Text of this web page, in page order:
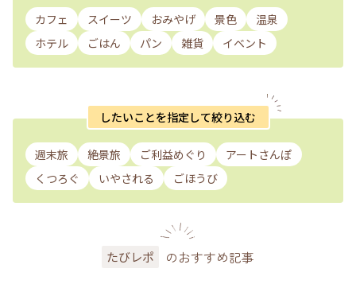
カフェ スイーツ おみやげ 景色
温泉
ホテル
ごはん パン 雑貨 イベント
したいことを指定して絞り込む
週末旅 絶景旅 ご利益めぐり
アートさんぽ
くつろぐ
いやされる ごほうび
たびレポ のおすすめ記事